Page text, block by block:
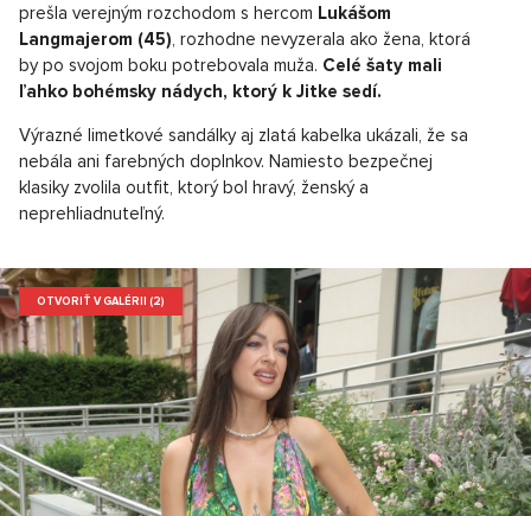
prešla verejným rozchodom s hercom Lukášom
Langmajerom (45), rozhodne nevyzerala ako žena, ktorá
by po svojom boku potrebovala muža. Celé šaty mali
ľahko bohémsky nádych, ktorý k Jitke sedí.
Výrazné limetkové sandálky aj zlatá kabelka ukázali, že sa
nebála ani farebných doplnkov. Namiesto bezpečnej
klasiky zvolila outfit, ktorý bol hravý, ženský a
neprehliadnuteľný.
OTVORIŤ V GALÉRII (2)